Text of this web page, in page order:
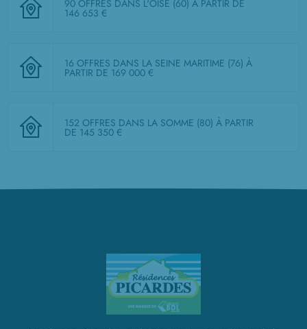
90 OFFRES DANS L'OISE (60) À PARTIR DE
146 653 €
16 OFFRES DANS LA SEINE MARITIME (76) À
PARTIR DE 169 000 €
152 OFFRES DANS LA SOMME (80) À PARTIR
DE 145 350 €